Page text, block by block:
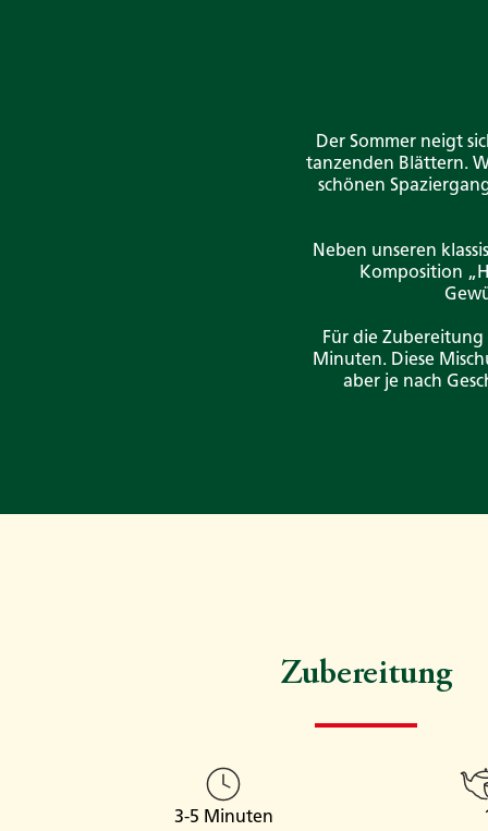
Der Sommer neigt
tanzenden Blättern.
schönen
Neben unseren
Komposition
Für die Zubereitung
Minuten. Diese
aber je nach
Zubereitung
3-5 Minuten